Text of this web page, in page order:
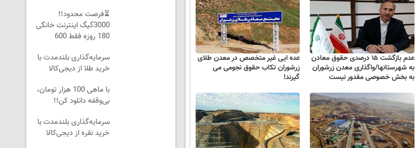
عدم بازگشت ۱۵ درصدی حقوق معادن
به شهرستانها/واگذاری معدن زرشوران
به بخش خصوصی مقدور نیست
عده ایی غیر متخصص در معدن طلای
زرشوران تکاب حقوق نجومی می
گیرند!
⏳فرصت محدود!!
3000گیگ اینترنت خانگی
180 روزه فقط 600
سرمایه‌گذاری بلندمدت با
خرید طلا از دیجی‌کالا
با ماهی 100 هزار تومان،
بی‌وقفه دانلود کن!!
سرمایه‌گذاری بلندمدت با
خرید نقره از دیجی‌کالا